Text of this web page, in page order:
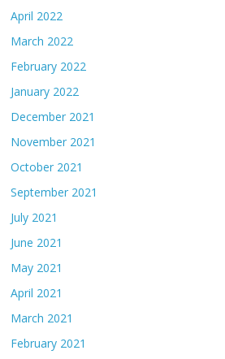
April 2022
March 2022
February 2022
January 2022
December 2021
November 2021
October 2021
September 2021
July 2021
June 2021
May 2021
April 2021
March 2021
February 2021